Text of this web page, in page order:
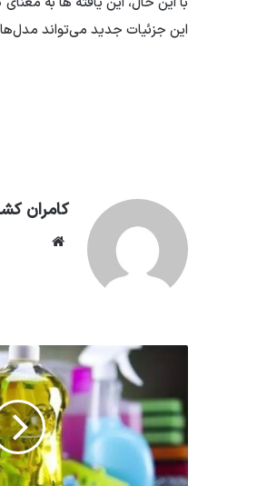
این جزئیات جدید می‌تواند
کامران